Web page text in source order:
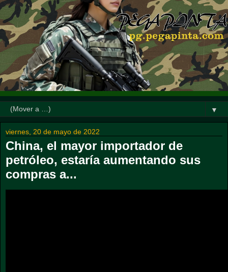
▼
viernes, 20 de mayo de 2022
China, el mayor importador de
petróleo, estaría aumentando sus
compras a...